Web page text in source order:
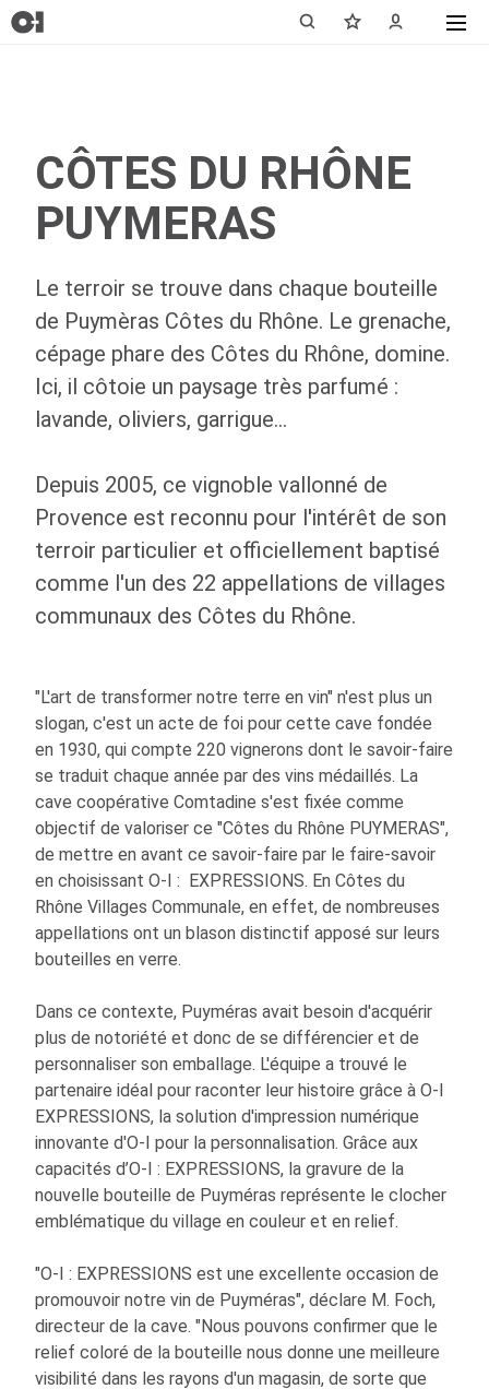
CÔTES DU RHÔNE
PUYMERAS
Le terroir se trouve dans chaque bouteille
de Puymèras Côtes du Rhône. Le grenache,
cépage phare des Côtes du Rhône, domine.
Ici, il côtoie un paysage très parfumé :
lavande, oliviers, garrigue...
Depuis 2005, ce vignoble vallonné de
Provence est reconnu pour l'intérêt de son
terroir particulier et officiellement baptisé
comme l'un des 22 appellations de villages
communaux des Côtes du Rhône.
"L'art de transformer notre terre en vin" n'est plus un
slogan, c'est un acte de foi pour cette cave fondée
en 1930, qui compte 220 vignerons dont le savoir-faire
se traduit chaque année par des vins médaillés. La
cave coopérative Comtadine s'est fixée comme
objectif de valoriser ce "Côtes du Rhône PUYMERAS",
de mettre en avant ce savoir-faire par le faire-savoir
en choisissantO-I : EXPRESSIONS. En Côtes du
Rhône Villages Communale, en effet, de nombreuses
appellations ont un blason distinctif apposé sur leurs
bouteilles en verre.
Dans ce contexte, Puyméras avait besoin d'acquérir
plus de notoriété et donc de se différencier et de
personnaliser son emballage. L'équipe a trouvé le
partenaire idéal pour raconter leur histoire grâce àO-I
EXPRESSIONS, la solution d'impression numérique
innovante d'O-I pour la personnalisation. Grâce aux
capacités d’O-I : EXPRESSIONS, la gravure de la
nouvelle bouteille de Puyméras représente le clocher
emblématique du village en couleur et en relief.
"O-I : EXPRESSIONS est une excellente occasion de
promouvoir notre vin de Puyméras", déclare M. Foch,
directeur de la cave. "Nous pouvons confirmer que le
relief coloré de la bouteille nous donne une meilleure
visibilité dans les rayons d'un magasin, de sorte que